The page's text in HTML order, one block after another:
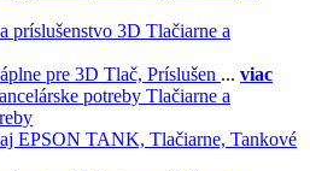
3D Tlačiarne a
pre 3D Tlač, Príslušen ... viac
Tlačiarne a
EPSON TANK, Tlačiarne, Tankové